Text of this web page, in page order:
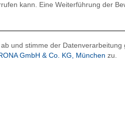
kann. Eine Weiterführung der
und stimme der
GmbH & Co. KG, München zu.